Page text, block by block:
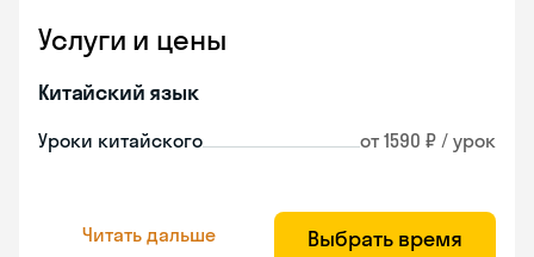
Услуги и цены
Китайский язык
Уроки китайского от 1590 ₽ / урок
Читать дальше Выбрать время